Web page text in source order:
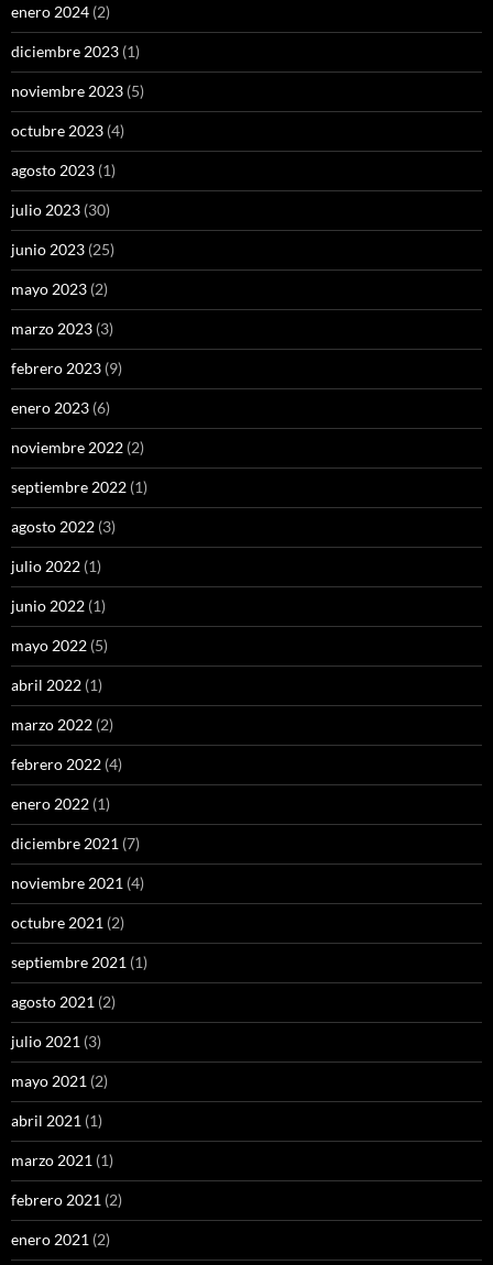
enero 2024 (2)
diciembre 2023 (1)
noviembre 2023 (5)
octubre 2023 (4)
agosto 2023 (1)
julio 2023 (30)
junio 2023 (25)
mayo 2023 (2)
marzo 2023 (3)
febrero 2023 (9)
enero 2023 (6)
noviembre 2022 (2)
septiembre 2022 (1)
agosto 2022 (3)
julio 2022 (1)
junio 2022 (1)
mayo 2022 (5)
abril 2022 (1)
marzo 2022 (2)
febrero 2022 (4)
enero 2022 (1)
diciembre 2021 (7)
noviembre 2021 (4)
octubre 2021 (2)
septiembre 2021 (1)
agosto 2021 (2)
julio 2021 (3)
mayo 2021 (2)
abril 2021 (1)
marzo 2021 (1)
febrero 2021 (2)
enero 2021 (2)